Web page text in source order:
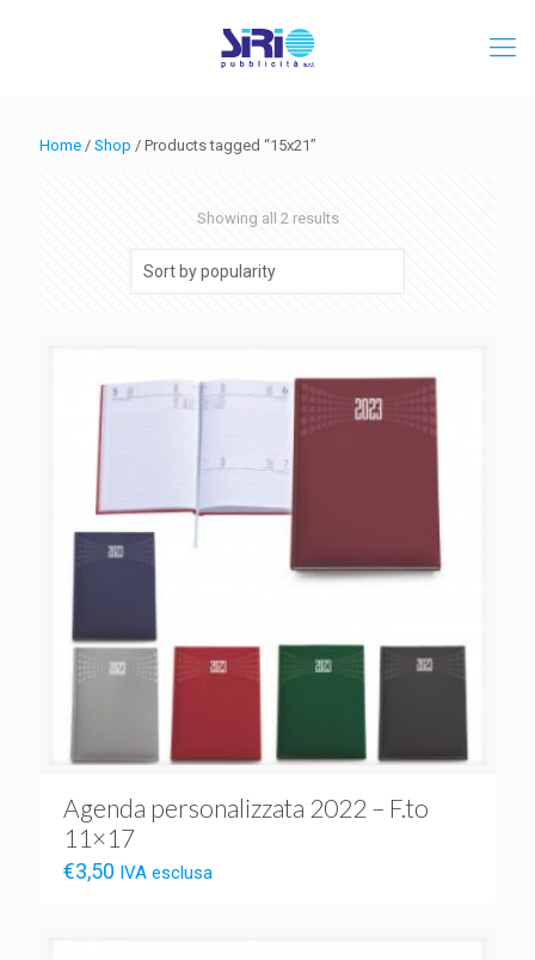
Home / Shop / Products tagged “15x21”
Showing all 2 resultsSorted
Agenda personalizzata 2022 – F.to
11×17
€3,50 IVA esclusa